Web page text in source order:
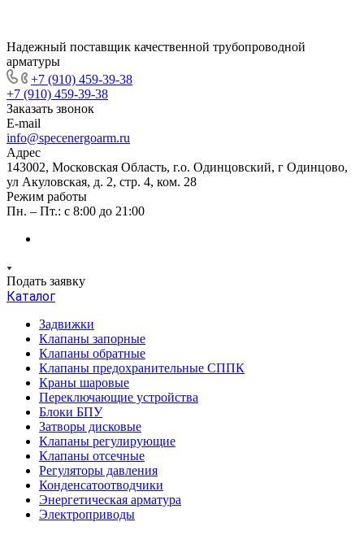
Надежный поставщик качественной трубопроводной
арматуры
+7 (910) 459-39-38
+7 (910) 459-39-38
Заказать звонок
E-mail
info@specenergoarm.ru
Адрес
143002, Московская Область, г.о. Одинцовский, г Одинцово,
ул Акуловская, д. 2, стр. 4, ком. 28
Режим работы
Пн. – Пт.: с 8:00 до 21:00
Подать заявку
Каталог
Задвижки
Клапаны запорные
Клапаны обратные
Клапаны предохранительные СППК
Краны шаровые
Переключающие устройства
Блоки БПУ
Затворы дисковые
Клапаны регулирующие
Клапаны отсечные
Регуляторы давления
Конденсатоотводчики
Энергетическая арматура
Электроприводы